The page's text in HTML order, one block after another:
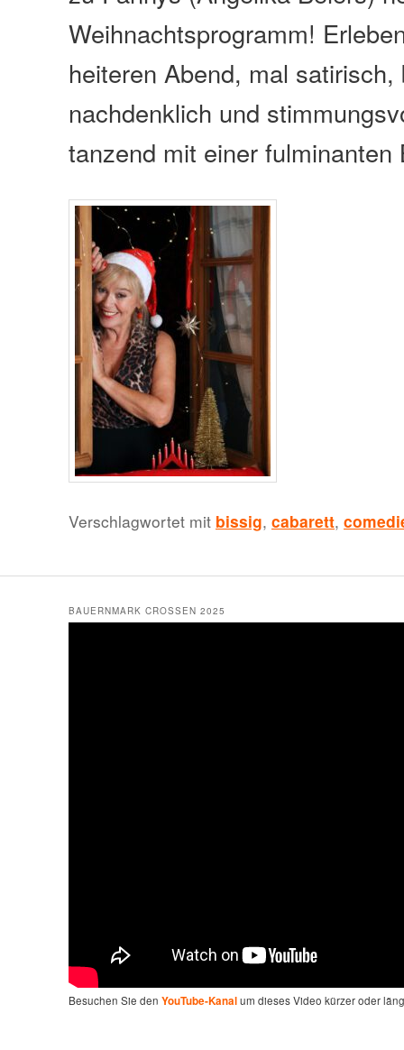
Weihnachtsprogramm!
heiteren Abend, mal
nachdenklich und
tanzend mit einer fulminanten
Verschlagwortet mit bissig, cabarett,
BAUERNMARK CROSSEN 2025
Besuchen Sie den YouTube-Kanalum dieses Video kürzer oder